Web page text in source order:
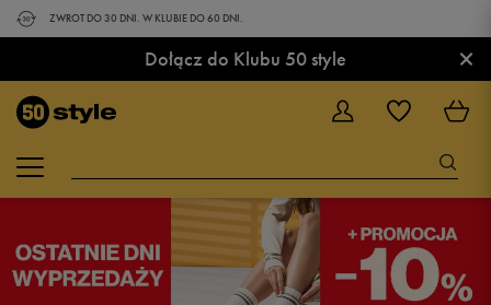
ZWROT DO 30 DNI. W KLUBIE DO 60 DNI.
Dołącz do Klubu 50 style ×